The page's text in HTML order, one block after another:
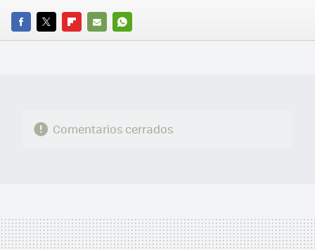
FACEBOOK
TWITTERFLIPBOARD
E-
WHATSAPP
Comentarios cerrados